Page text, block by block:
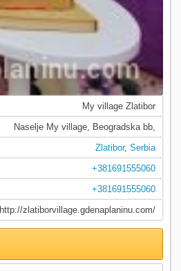
My village Zlatibor
Naselje My village, Beogradska bb,
Zlatibor, Serbia
+381691555060
+381691555060
http://zlatiborvillage.gdenaplaninu.com/